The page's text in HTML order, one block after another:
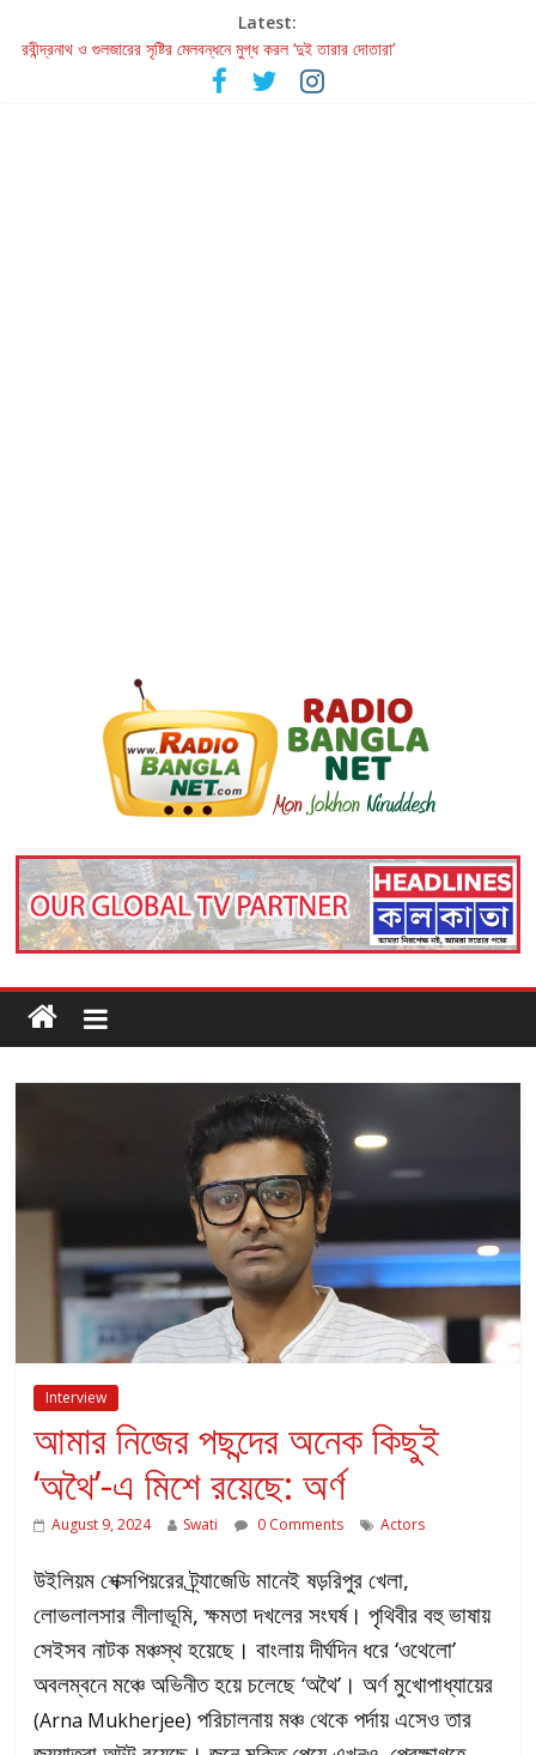
Latest:
হাওয়া বদলের টলিউডে ‘তুমি এলে তাই’
রবীন্দ্রনাথ ও গুলজারের সৃষ্টির মেলবন্ধনে মুগ্ধ করল ‘দুই তারার দোতারা’
কলের গান থেকে রীলস্ — বাঙালির গান শোনার বিবর্তনের গল্প
Interview
আমার নিজের পছন্দের অনেক কিছুই
‘অথৈ’-এ মিশে রয়েছে: অর্ণ
August 9, 2024 Swati 0 Comments Actors
উইলিয়ম শেক্সপিয়রের ট্র্যাজেডি মানেই ষড়রিপুর খেলা,
লোভলালসার লীলাভূমি, ক্ষমতা দখলের সংঘর্ষ। পৃথিবীর বহু ভাষায়
সেইসব নাটক মঞ্চস্থ হয়েছে। বাংলায় দীর্ঘদিন ধরে ‘ওথেলো’
অবলম্বনে মঞ্চে অভিনীত হয়ে চলেছে ‘অথৈ’। অর্ণ মুখোপাধ্যায়ের
(Arna Mukherjee) পরিচালনায় মঞ্চ থেকে পর্দায় এসেও তার